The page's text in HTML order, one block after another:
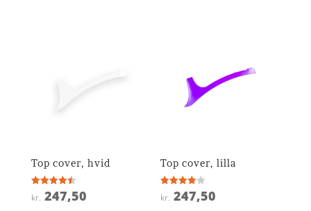
Top cover, hvid
Vurderet
4.5
kr. 247,50
Top cover, lilla
Vurderet
3.9
kr. 247,50